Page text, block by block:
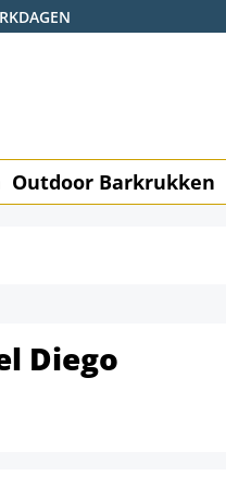
Outdoor Barkrukken
Diego